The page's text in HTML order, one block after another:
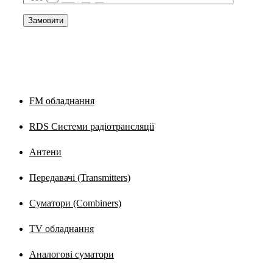
FM обладнання
RDS Системи радіотрансляції
Антени
Передавачі (Transmitters)
Суматори (Combiners)
TV обладнання
Аналогові суматори